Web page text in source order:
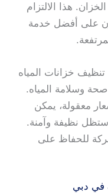
هذا الالتزام
على أفضل خدمة
تنظيف خزانات المياه
وسلامة المياه.
معقولة، يمكن
ستظل نظيفة وآمنة.
للحفاظ على
في دبي